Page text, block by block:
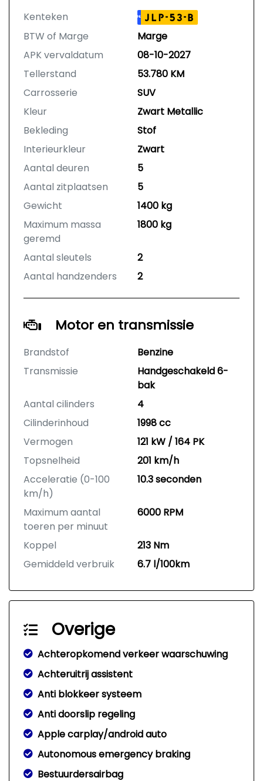
Kenteken NL JLP-53-B
BTW of Marge
Marge
APK vervaldatum
08-10-2027
Tellerstand
53.780 KM
Carrosserie
SUV
Kleur
Zwart Metallic
Bekleding
Stof
Interieurkleur
Zwart
Aantal deuren
5
Aantal zitplaatsen
5
Gewicht
1400 kg
Maximum massa
geremd
1800 kg
Aantal sleutels
2
Aantal handzenders
2
Motor en transmissie
Brandstof
Benzine
Transmissie
Handgeschakeld 6-
bak
Aantal cilinders
4
Cilinderinhoud
1998 cc
Vermogen
121 kW / 164 PK
Topsnelheid
201 km/h
Acceleratie (0-100
km/h)
10.3 seconden
Maximum aantal
toeren per minuut
6000 RPM
Koppel
213 Nm
Gemiddeld verbruik
6.7 l/100km
Overige
Achteropkomend verkeer waarschuwing
Achteruitrij assistent
Anti blokkeer systeem
Anti doorslip regeling
Apple carplay/android auto
Autonomous emergency braking
Bestuurdersairbag